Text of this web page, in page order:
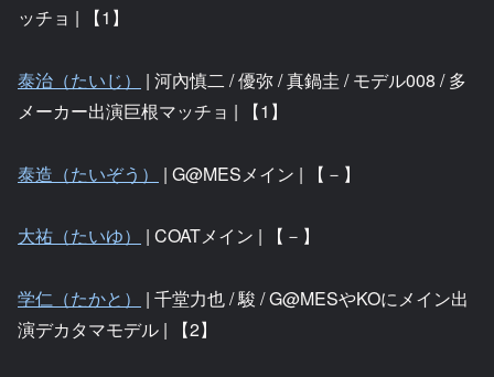
ッチョ | 【1】
泰治（たいじ）
| 河內慎二 / 優弥 / 真鍋圭 / モデル008 / 多
メーカー出演巨根マッチョ | 【1】
泰造（たいぞう） | G@MESメイン | 【－】
大祐（たいゆ） | COATメイン | 【－】
学仁（たかと）
| 千堂力也 / 駿 / G@MESやKOにメイン出
演デカタマモデル | 【2】